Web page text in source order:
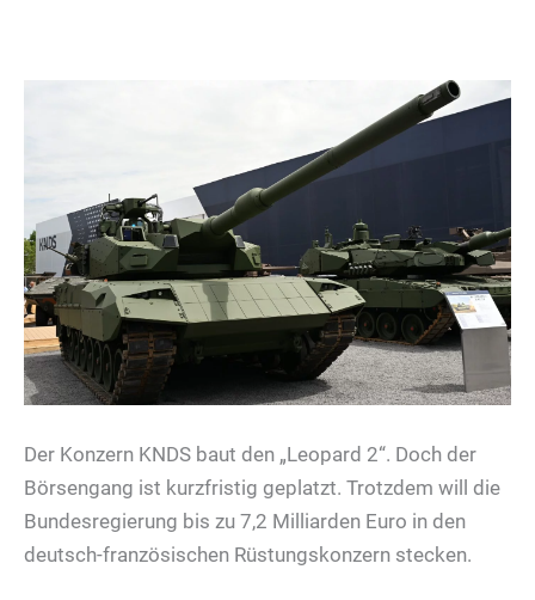
Der Konzern KNDS baut den „Leopard 2“. Doch der
Börsengang ist kurzfristig geplatzt. Trotzdem will die
Bundesregierung bis zu 7,2 Milliarden Euro in den
deutsch-französischen Rüstungskonzern stecken.